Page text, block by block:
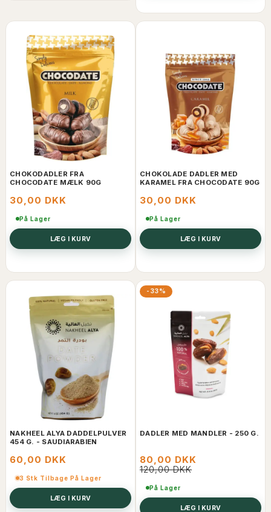
CHOKODADLER FRA
CHOCODATE MÆLK 90G
30,00 DKK
På Lager
LÆG I KURV
CHOKOLADE DADLER MED
KARAMEL FRA CHOCODATE 90G
30,00 DKK
På Lager
LÆG I KURV
NAKHEEL ALYA DADDELPULVER
454 G. - SAUDIARABIEN
60,00 DKK
3 Stk Tilbage På Lager
LÆG I KURV
-33%
DADLER MED MANDLER - 250 G.
80,00 DKK
120,00 DKK
På Lager
LÆG I KURV